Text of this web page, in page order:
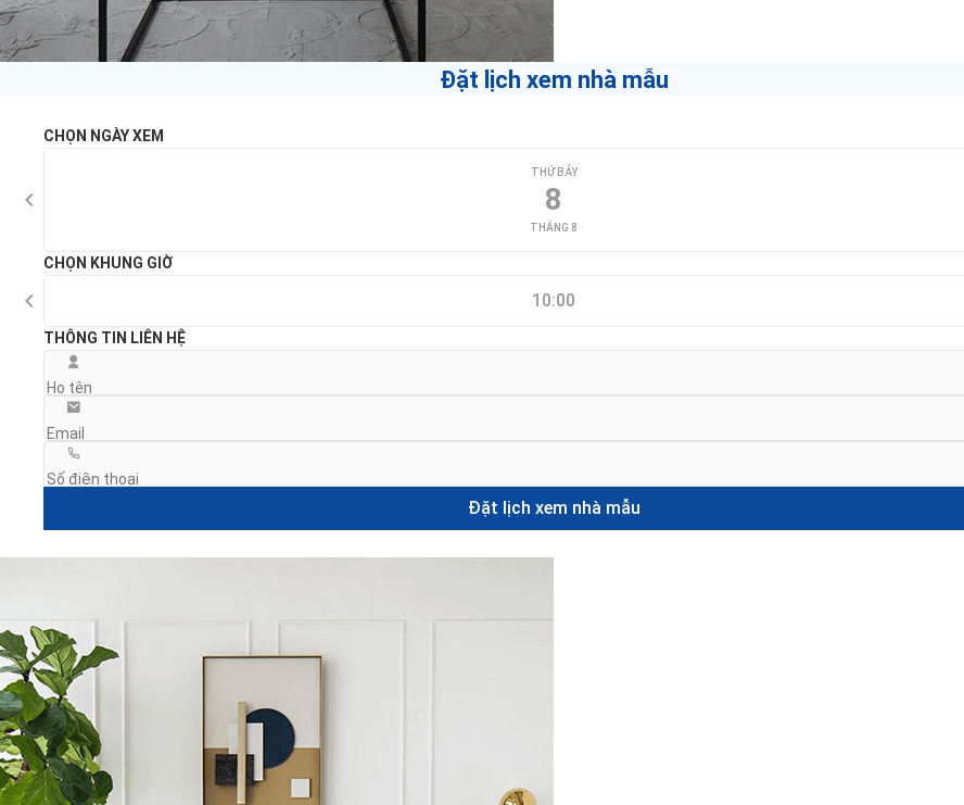
Đặt lịch xem nhà mẫu
CHỌN NGÀY XEM
THỨ BẢY
8
THÁNG 8
CHỌN KHUNG GIỜ
10:00
THÔNG TIN LIÊN HỆ
Đặt lịch xem nhà mẫu